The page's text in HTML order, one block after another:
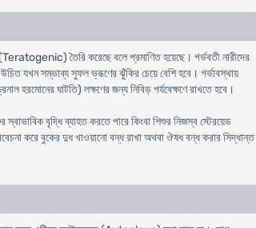
তৈরি করেছে বলে প্রমাণিত হয়েছে। গর্ভবতী নারীদের
যখন সম্ভাব্য সুফল ভ্রূণের ঝুঁকির চেয়ে বেশি হবে। গর্ভাবস্থায়
হরমোনের ঘাটতি) লক্ষণের জন্য নিবিড় পর্যবেক্ষণে রাখতে হবে।
বৃদ্ধি ব্যাহত করতে পারে কিংবা শিশুর নিজস্ব স্টেরয়েড
করে বুকের দুধ খাওয়ানো বন্ধ রাখা অথবা ঔষধ বন্ধ করার সিদ্ধান্ত